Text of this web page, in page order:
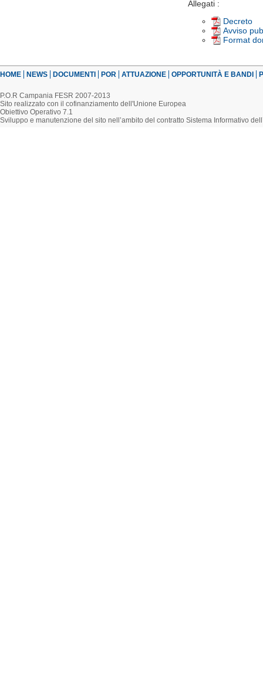
Allegati :
Decreto
Avviso
Format
HOME NEWS DOCUMENTI POR ATTUAZIONE OPPORTUNITÀ E BANDI
P.O.R Campania FESR 2007-2013
Sito realizzato con il cofinanziamento dell'Unione Europea
Obiettivo Operativo 7.1
Sviluppo e manutenzione del sito nell’ambito del contratto Sistema Informativo